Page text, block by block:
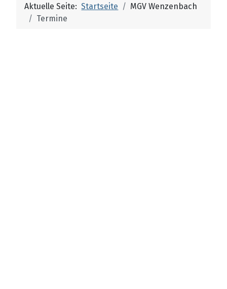
Aktuelle Seite:Startseite
MGV Wenzenbach
Termine